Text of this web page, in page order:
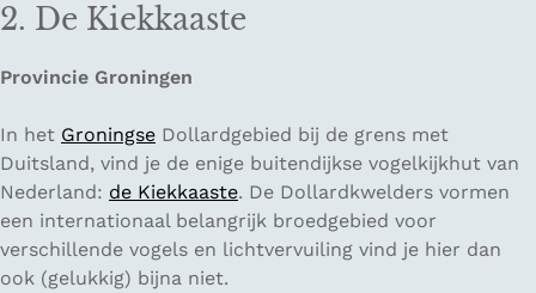
2. De Kiekkaaste
Provincie Groningen
In het Groningse Dollardgebied bij de grens met
Duitsland, vind je de enige buitendijkse vogelkijkhut van
Nederland: de Kiekkaaste. De Dollardkwelders vormen
een internationaal belangrijk broedgebied voor
verschillende vogels en lichtvervuiling vind je hier dan
ook (gelukkig) bijna niet.